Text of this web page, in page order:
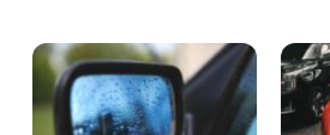
mange bil-ejere og
smi...